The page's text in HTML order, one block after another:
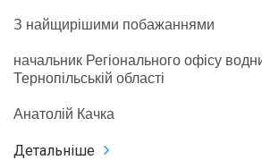
З найщирішими побажаннями
начальник Регіонального офісу
Тернопільській області
Анатолій Качка
Детальніше